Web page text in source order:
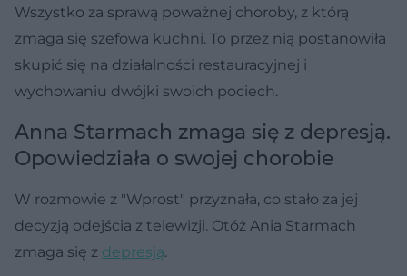
Wszystko za sprawą poważnej choroby, z którą
zmaga się szefowa kuchni. To przez nią postanowiła
skupić się na działalności restauracyjnej i
wychowaniu dwójki swoich pociech.
Anna Starmach zmaga się z depresją.
Opowiedziała o swojej chorobie
W rozmowie z "Wprost" przyznała, co stało za jej
decyzją odejścia z telewizji. Otóż Ania Starmach
zmaga się z depresją.